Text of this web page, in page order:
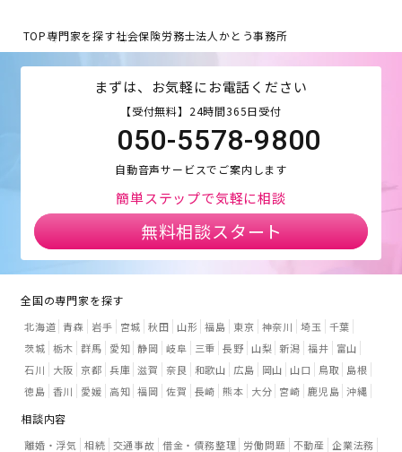
TOP専門家を探す社会保険労務士法人かとう事務所
まずは、お気軽にお電話ください
【受付無料】24時間365日受付
050-5578-9800
自動音声サービスでご案内します
簡単ステップで気軽に相談
無料相談スタート
全国の専門家を探す
北海道 青森 岩手 宮城 秋田 山形 福島 東京 神奈川 埼玉
千葉
茨城 栃木 群馬 愛知 静岡 岐阜 三重 長野 山梨 新潟 福井
富山
石川
大阪 京都 兵庫 滋賀 奈良 和歌山 広島 岡山 山口 鳥取
島根
徳島 香川 愛媛 高知 福岡 佐賀 長崎 熊本 大分 宮崎 鹿児島 沖縄
相談内容
離婚・浮気 相続 交通事故 借金・債務整理 労働問題 不動産 企業法務